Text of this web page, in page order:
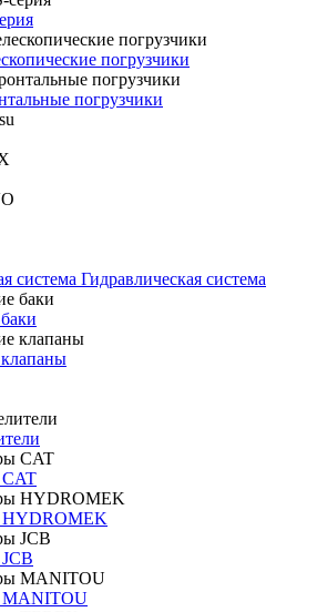
погрузчики
погрузчики
Гидравлическая система
MANITOU